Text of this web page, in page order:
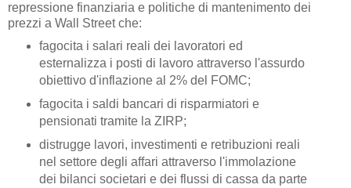
repressione finanziaria e politiche di mantenimento dei
prezzi a Wall Street che:
fagocita i salari reali dei lavoratori ed
esternalizza i posti di lavoro attraverso l'assurdo
obiettivo d'inflazione al 2% del FOMC;
fagocita i saldi bancari di risparmiatori e
pensionati tramite la ZIRP;
distrugge lavori, investimenti e retribuzioni reali
nel settore degli affari attraverso l'immolazione
dei bilanci societari e dei flussi di cassa da parte